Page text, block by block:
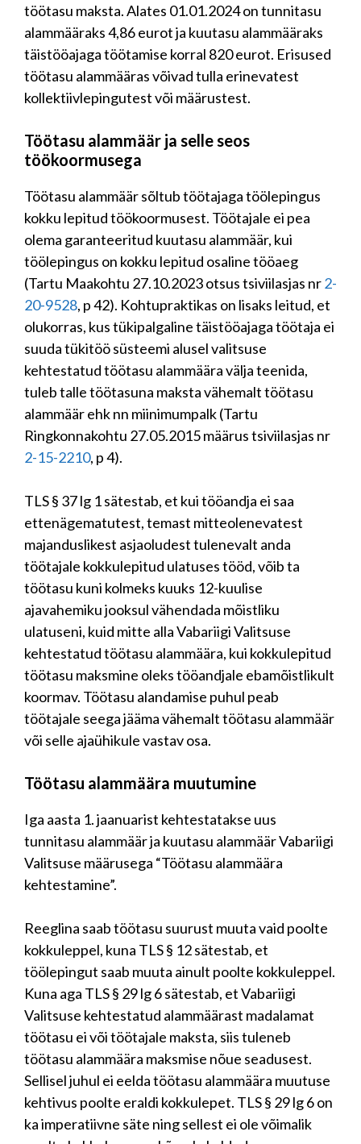
töötasu maksta. Alates 01.01.2024 on tunnitasu
alammääraks 4,86 eurot ja kuutasu alammääraks
täistööajaga töötamise korral 820 eurot. Erisused
töötasu alammääras võivad tulla erinevatest
kollektiivlepingutest või määrustest.
Töötasu alammäär ja selle seos
töökoormusega
Töötasu alammäär sõltub töötajaga töölepingus
kokku lepitud töökoormusest. Töötajale ei pea
olema garanteeritud kuutasu alammäär, kui
töölepingus on kokku lepitud osaline tööaeg
(Tartu Maakohtu 27.10.2023 otsus tsiviilasjas nr2-
20-9528, p 42). Kohtupraktikas on lisaks leitud, et
olukorras, kus tükipalgaline täistööajaga töötaja ei
suuda tükitöö süsteemi alusel valitsuse
kehtestatud töötasu alammäära välja teenida,
tuleb talle töötasuna maksta vähemalt töötasu
alammäär ehk nn miinimumpalk (Tartu
Ringkonnakohtu 27.05.2015 määrus tsiviilasjas nr
2-15-2210, p 4).
TLS § 37 lg 1 sätestab, et kui tööandja ei saa
ettenägematutest, temast mitteolenevatest
majanduslikest asjaoludest tulenevalt anda
töötajale kokkulepitud ulatuses tööd, võib ta
töötasu kuni kolmeks kuuks 12-kuulise
ajavahemiku jooksul vähendada mõistliku
ulatuseni, kuid mitte alla Vabariigi Valitsuse
kehtestatud töötasu alammäära, kui kokkulepitud
töötasu maksmine oleks tööandjale ebamõistlikult
koormav. Töötasu alandamise puhul peab
töötajale seega jääma vähemalt töötasu alammäär
või selle ajaühikule vastav osa.
Töötasu alammäära muutumine
Iga aasta 1. jaanuarist kehtestatakse uus
tunnitasu alammäär ja kuutasu alammäär Vabariigi
Valitsuse määrusega “Töötasu alammäära
kehtestamine”.
Reeglina saab töötasu suurust muuta vaid poolte
kokkuleppel, kuna TLS § 12 sätestab, et
töölepingut saab muuta ainult poolte kokkuleppel.
Kuna aga TLS § 29 lg 6 sätestab, et Vabariigi
Valitsuse kehtestatud alammäärast madalamat
töötasu ei või töötajale maksta, siis tuleneb
töötasu alammäära maksmise nõue seadusest.
Sellisel juhul ei eelda töötasu alammäära muutuse
kehtivus poolte eraldi kokkulepet. TLS § 29 lg 6 on
ka imperatiivne säte ning sellest ei ole võimalik